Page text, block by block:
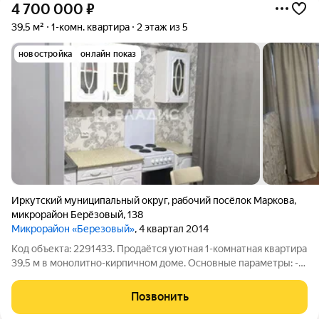
4 700 000 ₽
39,5 м² 1-комн. квартира 2 этаж из 5
новостройка онлайн показ
Иркутский муниципальный округ, рабочий посёлок Маркова,
микрорайон Берёзовый,138
Микрорайон «Березовый», 4 квартал 2014
Код объекта: 2291433. Продаётся уютная 1-комнатная квартира
39,5 м в монолитно-кирпичном доме. Основные параметры: -
год постройки: 2015; - тип дома: монолитно-кирпичный; -
Позвонить